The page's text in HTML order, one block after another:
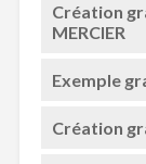
Création
MERCIER
Exemple
Création